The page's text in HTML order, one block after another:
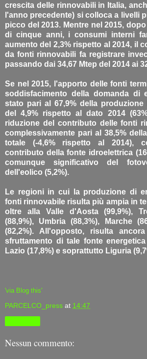
crescita delle rinnovabili in Italia,
l'anno precedente) si colloca a livelli
picco del 2013. Mentre nel 2015,
di cinque anni, i consumi interni
aumento del 2,3% rispetto al 2014, il
da fonti rinnovabili fa registrare
passando dai 34,67 Mtep del 2014 ai
Se nel 2015, l'apporto delle fonti
soddisfacimento della domanda di
stato pari al 67,9% della produzione
del 4,9% rispetto al dato 2014
riduzione del contributo delle fonti
complessivamente pari al 38,5%
totale (-4,6% rispetto al 2014),
contributo della fonte idroelettrica
comunque significativo del
dell'eolico (5,2%).
Le regioni in cui la produzione di
fonti rinnovabile risulta più ampia in
oltre alla Valle d'Aosta (99,9%),
(88,9%), Umbria (88,3%), Marche
(82,2%). All'opposto, risulta
sfruttamento di tale fonte
Lazio (17,8%) e soprattutto Liguria
'via Blog this'
PARCELCO_press at 14:47
Nessun commento: